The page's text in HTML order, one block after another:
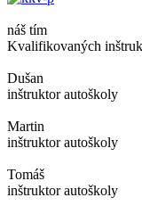
náš tím
Kvalifikovaných
Dušan
inštruktor autoškoly
Martin
inštruktor autoškoly
Tomáš
inštruktor autoškoly